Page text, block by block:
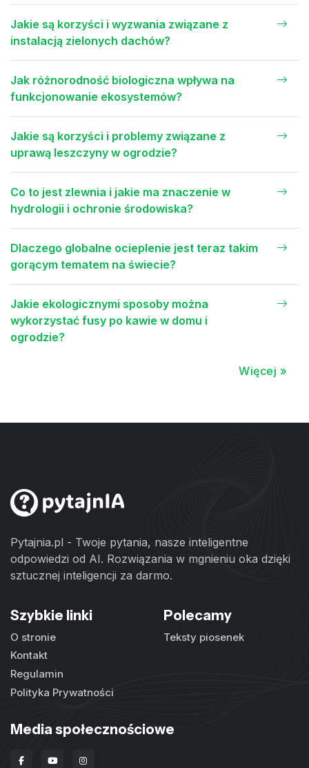
Jakie są korzyści i wyzwania związane z
instalacją zielonych dachów?
Jak różnorodność biologiczna wpływa na
funkcjonowanie ekosystemów?
Jakie są korzyści i problemy związane z
uprawą leszczyny w ogrodzie?
Co to jest zlewnia i jakie ma znaczenie w
hydrologii i ochronie środowiska?
Dlaczego globalne ocieplenie jest teraz takim
gorącym tematem na świecie?
Jakie ekologicznymi sposoby można
wykorzystać fusy po kawie w domu i
ogrodzie?
Więcej »
Pytajnia.pl - Twoje pytania, nasze inteligentne
odpowiedzi od AI. Rozwiązania w mgnieniu oka dzięki
sztucznej inteligencji za darmo.
Szybkie linki
O stronie
Kontakt
Regulamin
Polityka Prywatności
Polecamy
Teksty piosenek
Media społecznościowe